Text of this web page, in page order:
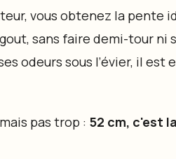
vous obtenez la pente
sans faire demi-tour ni
odeurs sous l’évier, il
pas trop : 52 cm, c'est